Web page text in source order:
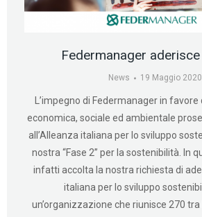
Federmanager aderisce
News 19 Maggio 2020
L’impegno di Federmanager in
economica, sociale ed ambientale
all’Alleanza italiana per lo sviluppo
nostra “Fase 2” per la sostenibilità. In
infatti accolta la nostra richiesta di
italiana per lo sviluppo
un’organizzazione che riunisce 270